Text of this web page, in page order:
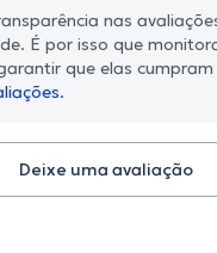
nas
É por isso que
que elas cumpram
Deixe uma avaliação